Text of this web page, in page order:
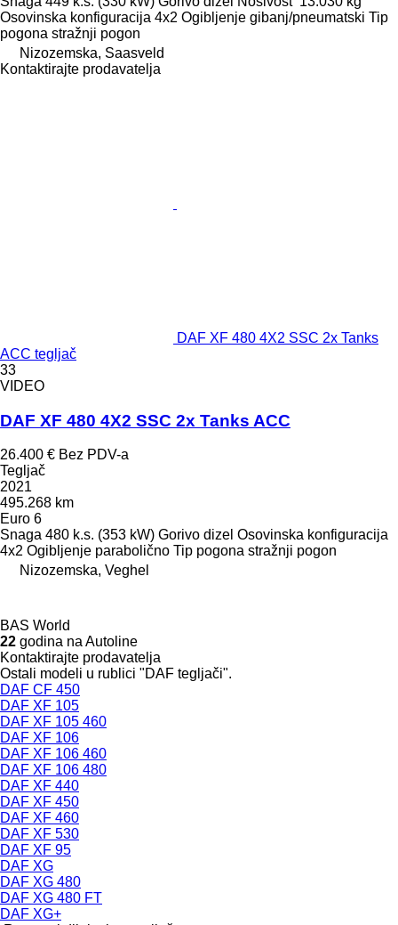
Osovinska konfiguracija 4x2 Ogibljenje gibanj/pneumatski Tip
pogona stražnji pogon
Nizozemska, Saasveld
Kontaktirajte prodavatelja
DAF XF 480 4X2 SSC 2x Tanks
ACC tegljač
33
VIDEO
DAF XF 480 4X2 SSC 2x Tanks ACC
26.400 € Bez PDV-a
Tegljač
2021
495.268 km
Euro 6
Snaga 480 k.s. (353 kW) Gorivo dizel Osovinska konfiguracija
4x2 Ogibljenje parabolično Tip pogona stražnji pogon
Nizozemska, Veghel
BAS World
22 godina na Autoline
Kontaktirajte prodavatelja
Ostali modeli u rublici "DAF tegljači".
DAF CF 450
DAF XF 105
DAF XF 105 460
DAF XF 106
DAF XF 106 460
DAF XF 106 480
DAF XF 440
DAF XF 450
DAF XF 460
DAF XF 530
DAF XF 95
DAF XG
DAF XG 480
DAF XG 480 FT
DAF XG+